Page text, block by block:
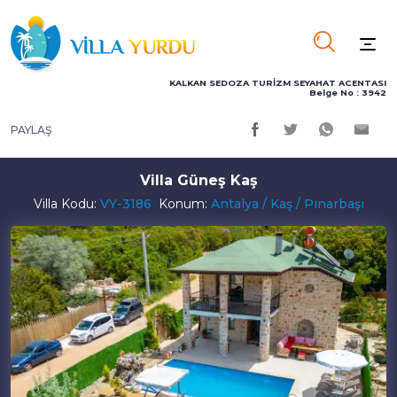
KALKAN SEDOZA TURİZM SEYAHAT ACENTASI
Belge No : 3942
PAYLAŞ
Villa Güneş Kaş
Villa Kodu: VY-3186 Konum: Antalya / Kaş / Pınarbaşı